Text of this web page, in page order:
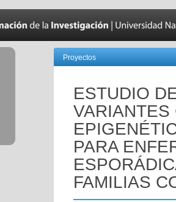
Proyectos
ESTUDIO
VARIANTES
PARA
FAMILIAS